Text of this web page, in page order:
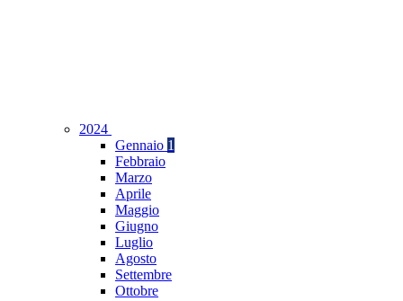
2024
Gennaio 1
Febbraio
Marzo
Aprile
Maggio
Giugno
Luglio
Agosto
Settembre
Ottobre